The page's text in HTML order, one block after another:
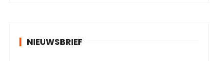
NIEUWSBRIEF